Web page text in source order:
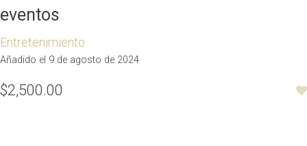
eventos
Entretenimiento
Añadido el 9 de agosto de 2024
$2,500.00